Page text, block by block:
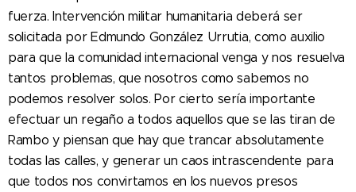
fuerza. Intervención militar humanitaria deberá ser
solicitada por Edmundo González Urrutia, como auxilio
para que la comunidad internacional venga y nos resuelva
tantos problemas, que nosotros como sabemos no
podemos resolver solos. Por cierto sería importante
efectuar un regaño a todos aquellos que se las tiran de
Rambo y piensan que hay que trancar absolutamente
todas las calles, y generar un caos intrascendente para
que todos nos convirtamos en los nuevos presos